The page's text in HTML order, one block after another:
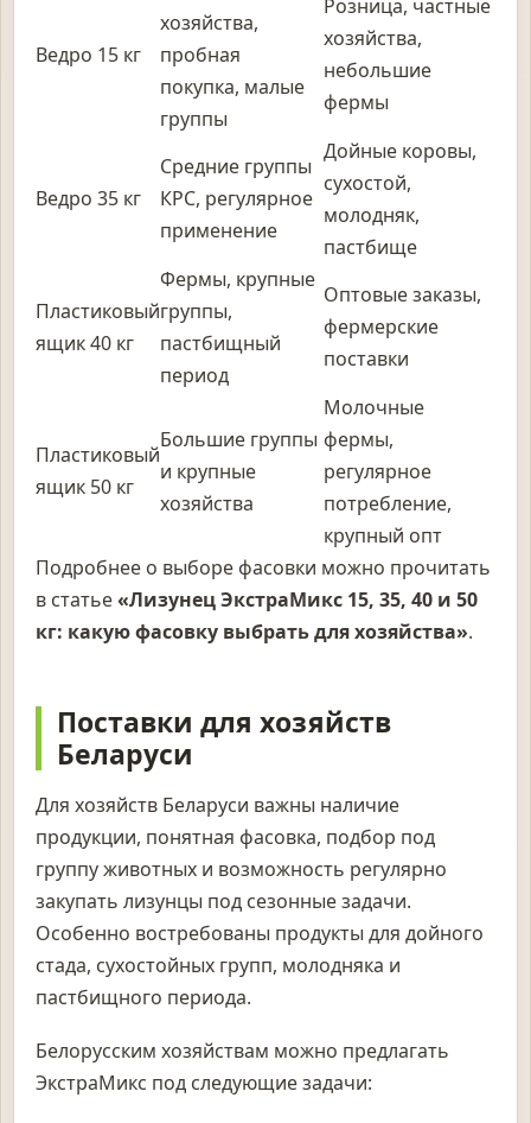
Ведро 15 кг
хозяйства,
пробная
покупка, малые
группы
Розница, частные
хозяйства,
небольшие
фермы
Ведро 35 кг
Средние группы
КРС, регулярное
применение
Дойные коровы,
сухостой,
молодняк,
пастбище
Пластиковый
ящик 40 кг
Фермы, крупные
группы,
пастбищный
период
Оптовые заказы,
фермерские
поставки
Пластиковый
ящик 50 кг
Большие группы
и крупные
хозяйства
Молочные
фермы,
регулярное
потребление,
крупный опт
Подробнее о выборе фасовки можно прочитать
в статье«Лизунец ЭкстраМикс 15, 35, 40 и 50
кг: какую фасовку выбрать для хозяйства».
Поставки для хозяйств
Беларуси
Для хозяйств Беларуси важны наличие
продукции, понятная фасовка, подбор под
группу животных и возможность регулярно
закупать лизунцы под сезонные задачи.
Особенно востребованы продукты для дойного
стада, сухостойных групп, молодняка и
пастбищного периода.
Белорусским хозяйствам можно предлагать
ЭкстраМикс под следующие задачи: